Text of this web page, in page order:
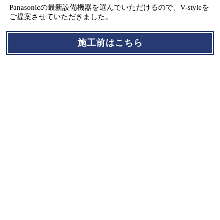
Panasonicの最新設備機器を選んでいただけるので、V-styleを
ご提案させていただきました。
施工前はこちら